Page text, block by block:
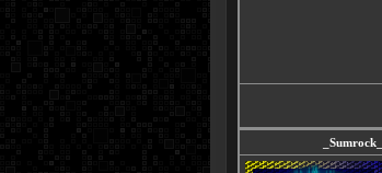
_Sumrock_